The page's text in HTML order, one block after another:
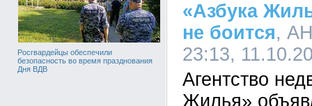
Росгвардейцы обеспечили
безопасность во время празднования
Дня ВДВ
«Азбука
не боится,
23:13,
Агентство
Жилья»